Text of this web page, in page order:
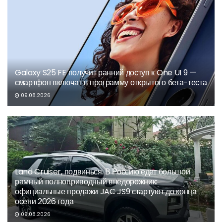
Galaxy S25 FE получит ранний доступ к One UI 9 —
смартфон включат в программу открытого бета-теста
09.08.2026
Land Cruiser, подвинься. В Россию едет большой
рамный полноприводный внедорожник:
официальные продажи JAC JS9 стартуют до конца
осени 2026 года
09.08.2026